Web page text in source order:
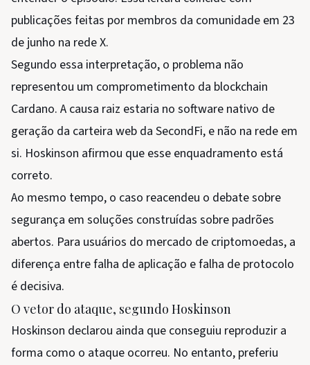
publicações feitas por membros da comunidade em 23
de junho na rede X.
Segundo essa interpretação, o problema não
representou um comprometimento da blockchain
Cardano. A causa raiz estaria no software nativo de
geração da carteira web da SecondFi, e não na rede em
si. Hoskinson afirmou que esse enquadramento está
correto.
Ao mesmo tempo, o caso reacendeu o debate sobre
segurança em soluções construídas sobre padrões
abertos. Para usuários do mercado de criptomoedas, a
diferença entre falha de aplicação e falha de protocolo
é decisiva.
O vetor do ataque, segundo Hoskinson
Hoskinson declarou ainda que conseguiu reproduzir a
forma como o ataque ocorreu. No entanto, preferiu